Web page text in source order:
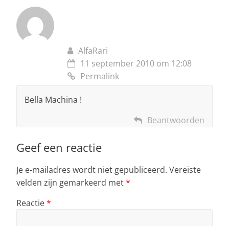
AlfaRari
11 september 2010 om 12:08
Permalink
Bella Machina !
Beantwoorden
Geef een reactie
Je e-mailadres wordt niet gepubliceerd. Vereiste
velden zijn gemarkeerd met*
Reactie*